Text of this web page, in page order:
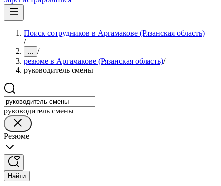
Поиск сотрудников в Аргамакове (Рязанская область)
/
... /
резюме в Аргамакове (Рязанская область)/
руководитель смены
руководитель смены
Резюме
Найти